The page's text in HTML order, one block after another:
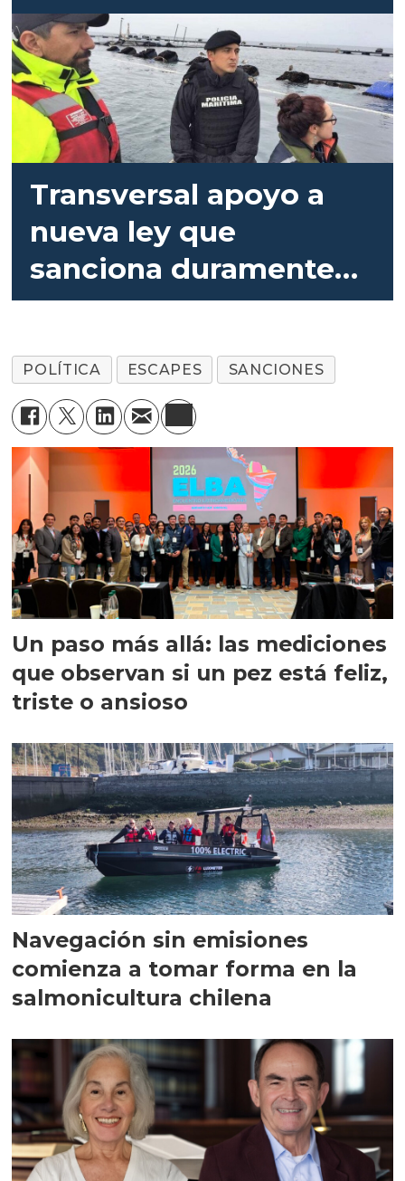
Transversal apoyo a
nueva ley que
sanciona duramente
escapes de salmones
POLÍTICA ESCAPES SANCIONES
Un paso más allá: las mediciones
que observan si un pez está feliz,
triste o ansioso
Navegación sin emisiones
comienza a tomar forma en la
salmonicultura chilena